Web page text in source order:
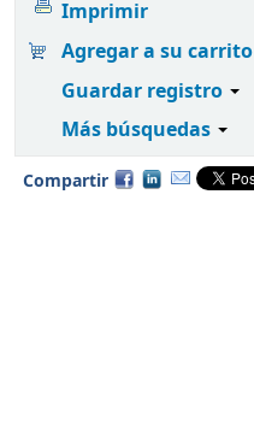
Imprimir
Agregar a su carrito
Guardar registro
Más búsquedas
Compartir